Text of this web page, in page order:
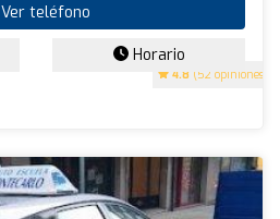
4.8 (52 opiniones)
Ver teléfono
Horario